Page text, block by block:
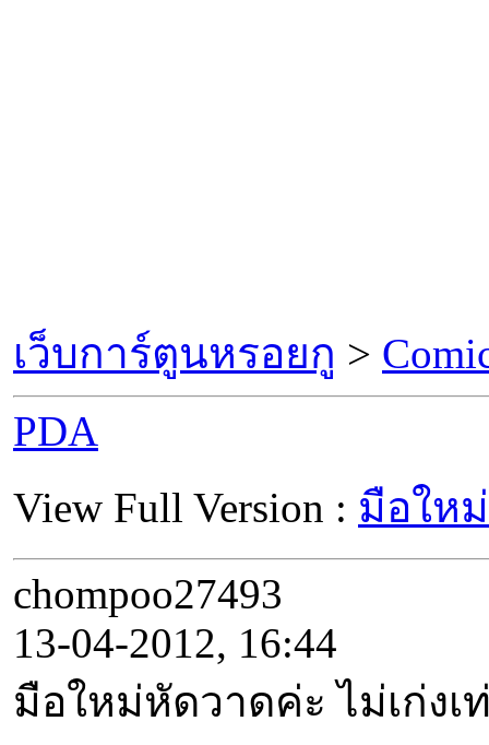
เว็บการ์ตูนหรอยกู >
PDA
View Full Version : มือให
chompoo27493
13-04-2012, 16:44
มือใหม่หัดวาดค่ะ ไม่เก่ง